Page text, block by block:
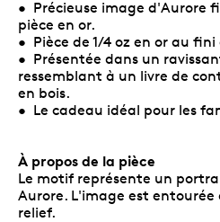
• Précieuse image d'Aurore
pièce en or.
• Pièce de 1/4 oz en or au
• Présentée dans un
ressemblant à un livre de
en bois.
• Le cadeau idéal pour les
À propos de la pièce
Le motif représente un
Aurore. L'image est entourée
relief.